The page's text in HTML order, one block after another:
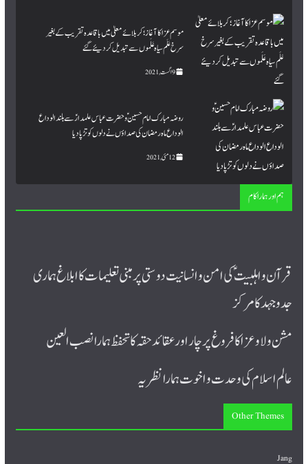
موسم عزا کا آغاز؛ کربلائے معلیٰ میں باقاعدہ تقریب کے بغیر
سرخ عَلَم سیاہ عَلَموں سے تبدیل کردیئے گئے
9 اگست, 2021
روضہ مبارک امام حسینؑ و حضرت عباس علمدارؑ سے بلند الوداع
الوداع ماہ رمضان کی صداؤں نے دلوں کو تڑپا دیا
12 مئی, 2021
ہم اور ہمارا کام
قرآن و اہلبیت ؑ کی امن و انسانیت دوستی پر مبنی تعلیمات کا ابلاغ ہماری
جدوجہد کا مرکز
مشن ولا و عزا کا فروغ پرچار اورعقائد حقہ کا تحفظ ہمارا نصب العین
عالم اسلام کی وحدت و اخوت ہمارا نظریہ
Other Themes
Jang